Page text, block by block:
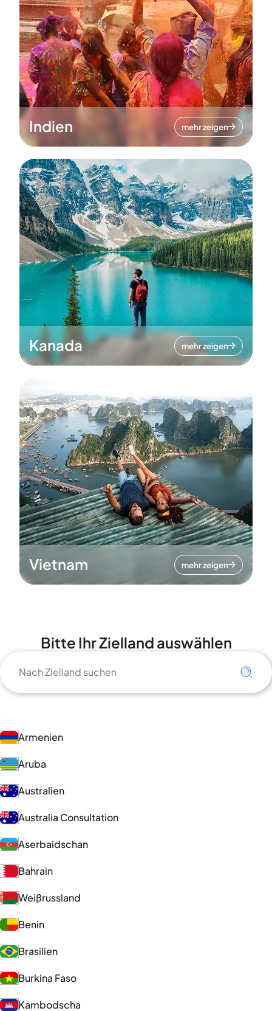
Indien mehr zeigen
Kanada mehr zeigen
Vietnam mehr zeigen
Bitte Ihr Zielland auswählen
Armenien
Aruba
Australien
Australia Consultation
Aserbaidschan
Bahrain
Weißrussland
Benin
Brasilien
Burkina Faso
Kambodscha